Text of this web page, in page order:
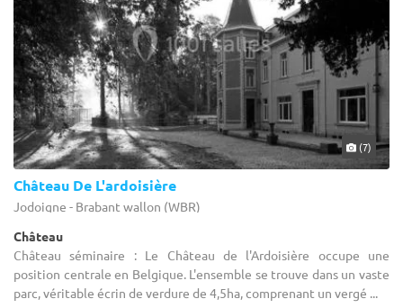
(7)
Château De L'ardoisière
Jodoigne - Brabant wallon (WBR)
Château
Château séminaire : Le Château de l'Ardoisière occupe une
position centrale en Belgique. L'ensemble se trouve dans un vaste
parc, véritable écrin de verdure de 4,5ha, comprenant un vergé ...